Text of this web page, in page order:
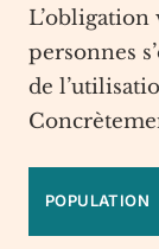
L’obligation
personnes
de
POPULATION